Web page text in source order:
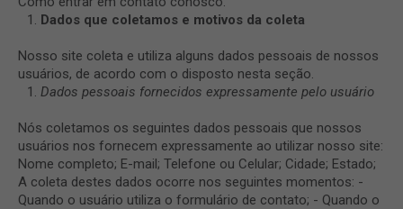
Dados que coletamos e motivos da coleta
Nosso site coleta e utiliza alguns dados pessoais de nossos
usuários, de acordo com o disposto nesta seção.
Dados pessoais fornecidos expressamente pelo usuário
Nós coletamos os seguintes dados pessoais que nossos
usuários nos fornecem expressamente ao utilizar nosso site:
Nome completo; E-mail; Telefone ou Celular; Cidade; Estado;
A coleta destes dados ocorre nos seguintes momentos: -
Quando o usuário utiliza o formulário de contato; - Quando o